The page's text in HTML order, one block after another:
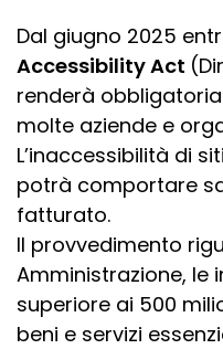
Dal giugno 2025
Accessibility Act
renderà
molte aziende e
L’inaccessibilità di
potrà comportare
fatturato.
Il provvedimento
Amministrazione,
superiore ai 500
beni e servizi